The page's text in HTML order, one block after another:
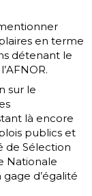
en terme
détenant le
sur le
là encore
publics et
de Sélection
Nationale
d’égalité